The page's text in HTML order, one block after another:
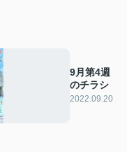
9月第4週
のチラシ
2022.09.20